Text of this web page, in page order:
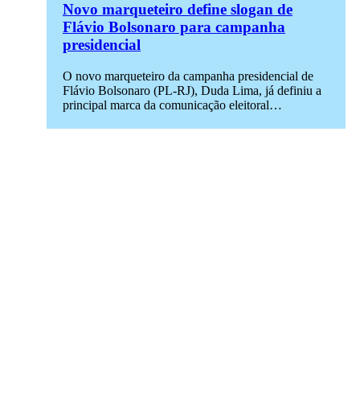
Novo marqueteiro define slogan de
Flávio Bolsonaro para campanha
presidencial
O novo marqueteiro da campanha presidencial de
Flávio Bolsonaro (PL-RJ), Duda Lima, já definiu a
principal marca da comunicação eleitoral…